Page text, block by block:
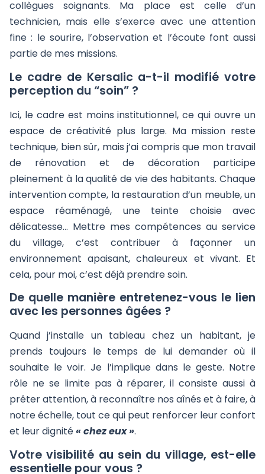
collègues soignants. Ma place est celle d’un
technicien, mais elle s’exerce avec une attention
fine : le sourire, l’observation et l’écoute font aussi
partie de mes missions.
Le cadre de Kersalic a-t-il modifié votre
perception du “soin” ?
Ici, le cadre est moins institutionnel, ce qui ouvre un
espace de créativité plus large. Ma mission reste
technique, bien sûr, mais j’ai compris que mon travail
de rénovation et de décoration participe
pleinement à la qualité de vie des habitants. Chaque
intervention compte, la restauration d’un meuble, un
espace réaménagé, une teinte choisie avec
délicatesse… Mettre mes compétences au service
du village, c’est contribuer à façonner un
environnement apaisant, chaleureux et vivant. Et
cela, pour moi, c’est déjà prendre soin.
De quelle manière entretenez-vous le lien
avec les personnes âgées ?
Quand j’installe un tableau chez un habitant, je
prends toujours le temps de lui demander où il
souhaite le voir. Je l’implique dans le geste. Notre
rôle ne se limite pas à réparer, il consiste aussi à
prêter attention, à reconnaître nos aînés et à faire, à
notre échelle, tout ce qui peut renforcer leur confort
et leur dignité« chez eux ».
Votre visibilité au sein du village, est-elle
essentielle pour vous ?